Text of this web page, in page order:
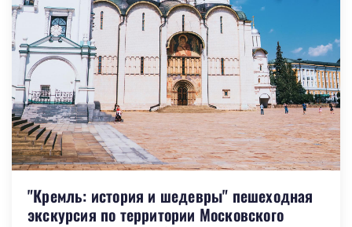
"Кремль: история и шедевры" пешеходная
экскурсия по территории Московского